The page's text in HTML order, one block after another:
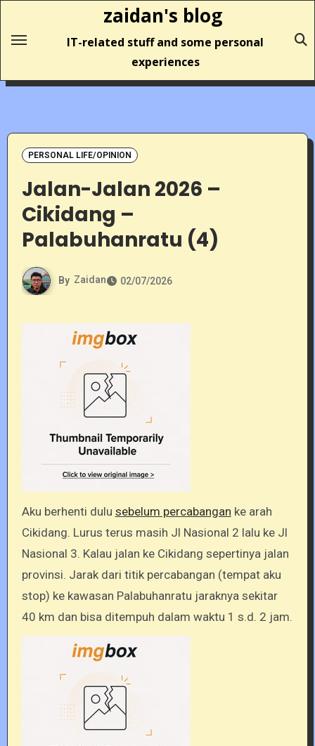
content
zaidan's blog
IT-related stuff and some personal
experiences
PERSONAL LIFE/OPINION
Jalan-Jalan 2026 –
Cikidang –
Palabuhanratu (4)
By Zaidan 02/07/2026
Aku berhenti dulu sebelum percabangan ke arah
Cikidang. Lurus terus masih Jl Nasional 2 lalu ke Jl
Nasional 3. Kalau jalan ke Cikidang sepertinya jalan
provinsi. Jarak dari titik percabangan (tempat aku
stop) ke kawasan Palabuhanratu jaraknya sekitar
40 km dan bisa ditempuh dalam waktu 1 s.d. 2 jam.